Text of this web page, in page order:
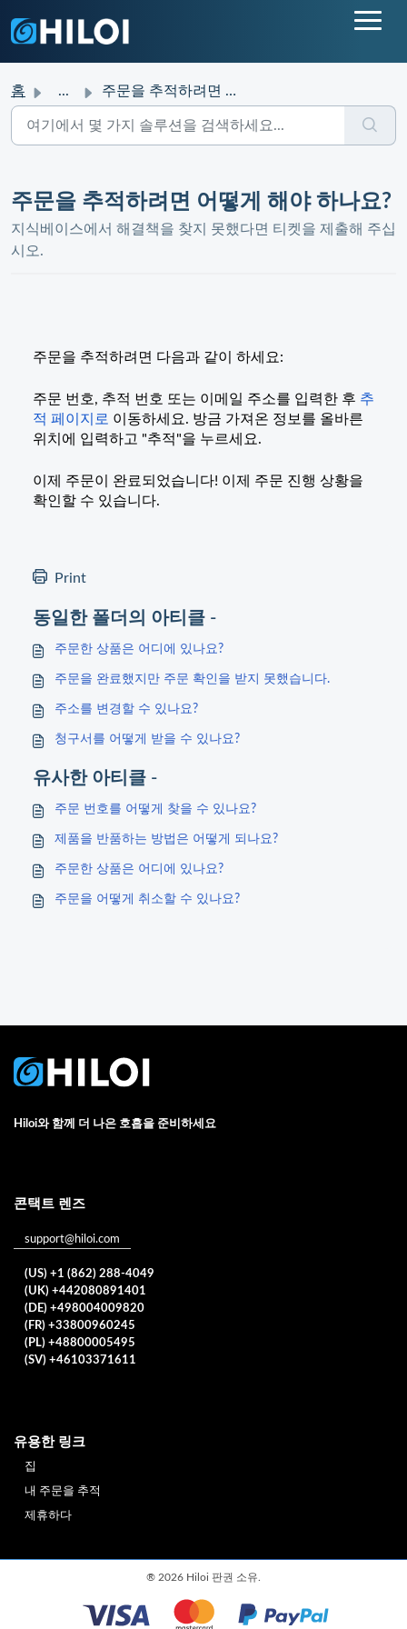
홈 ... 주문을 추적하려면 어떻게 해야 하나요?
주문을 추적하려면 어떻게 해야 하나요?
지식베이스에서 해결책을 찾지 못했다면 티켓을 제출해 주십
시오.
주문을 추적하려면 다음과 같이 하세요:
주문 번호, 추적 번호 또는 이메일 주소를 입력한 후 추
적 페이지로 이동하세요. 방금 가져온 정보를 올바른
위치에 입력하고 "추적"을 누르세요.
이제 주문이 완료되었습니다! 이제 주문 진행 상황을
확인할 수 있습니다.
Print
동일한 폴더의 아티클 -
주문한 상품은 어디에 있나요?
주문을 완료했지만 주문 확인을 받지 못했습니다.
주소를 변경할 수 있나요?
청구서를 어떻게 받을 수 있나요?
유사한 아티클 -
주문 번호를 어떻게 찾을 수 있나요?
제품을 반품하는 방법은 어떻게 되나요?
주문한 상품은 어디에 있나요?
주문을 어떻게 취소할 수 있나요?
Hiloi와 함께 더 나은 호흡을 준비하세요
콘택트 렌즈
support@hiloi.com
(US) +1 (862) 288-4049
(UK) +442080891401
(DE) +498004009820
(FR) +33800960245
(PL) +48800005495
(SV) +46103371611
유용한 링크
집
내 주문을 추적
제휴하다
® 2026 Hiloi 판권 소유.